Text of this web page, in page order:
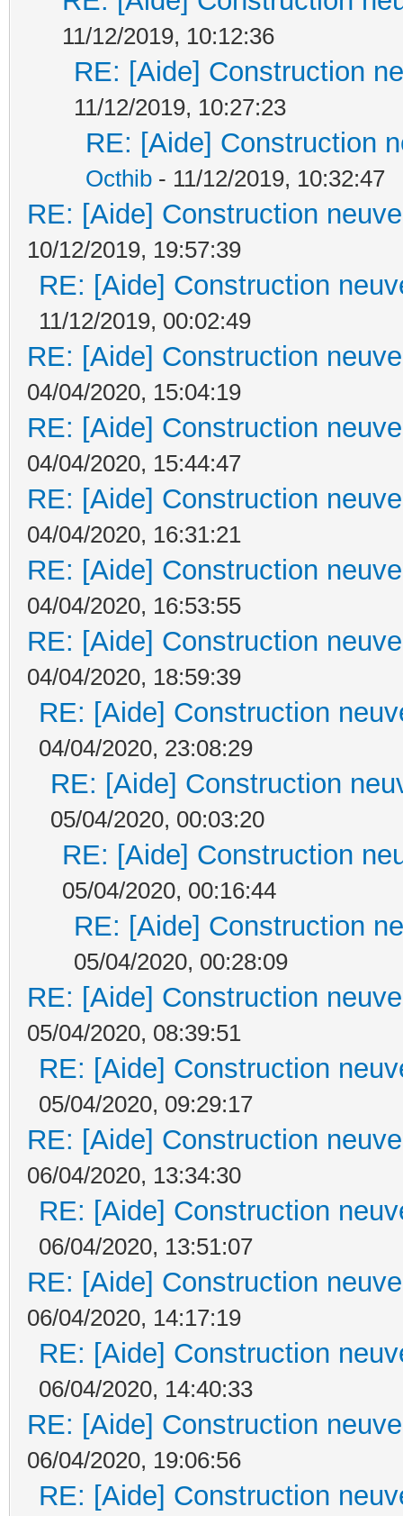
11/12/2019, 10:12:36
RE: [Aide] Construction
11/12/2019, 10:27:23
RE: [Aide] Construction
Octhib - 11/12/2019, 10:32:47
RE: [Aide] Construction
10/12/2019, 19:57:39
RE: [Aide] Construction
11/12/2019, 00:02:49
RE: [Aide] Construction
04/04/2020, 15:04:19
RE: [Aide] Construction
04/04/2020, 15:44:47
RE: [Aide] Construction
04/04/2020, 16:31:21
RE: [Aide] Construction
04/04/2020, 16:53:55
RE: [Aide] Construction
04/04/2020, 18:59:39
RE: [Aide] Construction
04/04/2020, 23:08:29
RE: [Aide] Construction
05/04/2020, 00:03:20
RE: [Aide] Construction
05/04/2020, 00:16:44
RE: [Aide] Construction
05/04/2020, 00:28:09
RE: [Aide] Construction
05/04/2020, 08:39:51
RE: [Aide] Construction
05/04/2020, 09:29:17
RE: [Aide] Construction
06/04/2020, 13:34:30
RE: [Aide] Construction
06/04/2020, 13:51:07
RE: [Aide] Construction
06/04/2020, 14:17:19
RE: [Aide] Construction
06/04/2020, 14:40:33
RE: [Aide] Construction
06/04/2020, 19:06:56
RE: [Aide] Construction